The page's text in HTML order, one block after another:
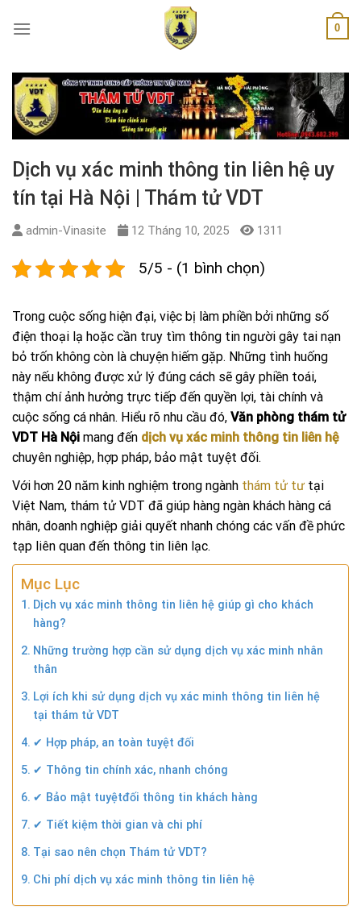
0
Dịch vụ xác minh thông tin liên hệ uy
tín tại Hà Nội | Thám tử VDT
admin-Vinasite 12 Tháng 10, 2025 1311
5/5 - (1 bình chọn)
Trong cuộc sống hiện đại, việc bị làm phiền bởi những số
điện thoại lạ hoặc cần truy tìm thông tin người gây tai nạn
bỏ trốn không còn là chuyện hiếm gặp. Những tình huống
này nếu không được xử lý đúng cách sẽ gây phiền toái,
thậm chí ảnh hưởng trực tiếp đến quyền lợi, tài chính và
cuộc sống cá nhân. Hiểu rõ nhu cầu đó, Văn phòng thám tử
VDT Hà Nội mang đến dịch vụ xác minh thông tin liên hệ
chuyên nghiệp, hợp pháp, bảo mật tuyệt đối.
Với hơn 20 năm kinh nghiệm trong ngành thám tử tư tại
Việt Nam, thám tử VDT đã giúp hàng ngàn khách hàng cá
nhân, doanh nghiệp giải quyết nhanh chóng các vấn đề phức
tạp liên quan đến thông tin liên lạc.
Mục Lục
Dịch vụ xác minh thông tin liên hệ giúp gì cho khách
hàng?
Những trường hợp cần sử dụng dịch vụ xác minh nhân
thân
Lợi ích khi sử dụng dịch vụ xác minh thông tin liên hệ
tại thám tử VDT
✔ Hợp pháp, an toàn tuyệt đối
✔ Thông tin chính xác, nhanh chóng
✔ Bảo mật tuyệtđối thông tin khách hàng
✔ Tiết kiệm thời gian và chi phí
Tại sao nên chọn Thám tử VDT?
Chi phí dịch vụ xác minh thông tin liên hệ